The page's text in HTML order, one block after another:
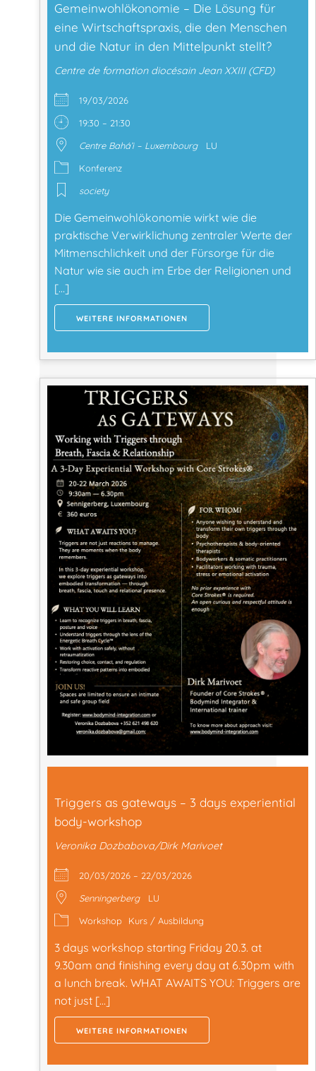
Gemeinwohlökonomie – Die Lösung für
eine Wirtschaftspraxis, die den Menschen
und die Natur in den Mittelpunkt stellt?
Centre de formation diocésain Jean XXIII (CFD)
19/03/2026
19:30 – 21:30
Centre Bahá’i – Luxembourg
LU
Konferenz
society
Die Gemeinwohlökonomie wirkt wie die
praktische Verwirklichung zentraler Werte der
Mitmenschlichkeit und der Fürsorge für die
Natur wie sie auch im Erbe der Religionen und
[…]
WEITERE INFORMATIONEN
Triggers as gateways – 3 days experiential
body-workshop
Veronika Dozbabova/Dirk Marivoet
20/03/2026 – 22/03/2026
Senningerberg
LU
Workshop
Kurs / Ausbildung
3 days workshop starting Friday 20.3. at
9.30am and finishing every day at 6.30pm with
a lunch break. WHAT AWAITS YOU: Triggers are
not just […]
WEITERE INFORMATIONEN